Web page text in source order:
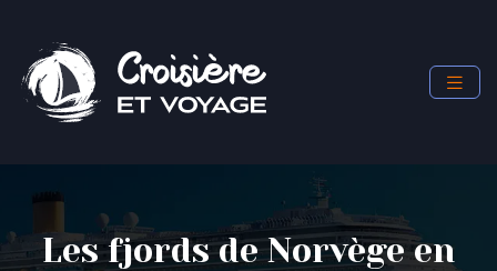
Les fjords de Norvège en